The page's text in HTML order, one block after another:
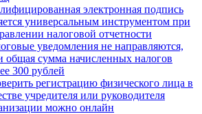
электронная подпись
универсальным инструментом при
налоговой отчетности
уведомления не направляются,
общая сумма начисленных налогов
300 рублей
регистрацию физического лица в
учредителя или руководителя
можно онлайн